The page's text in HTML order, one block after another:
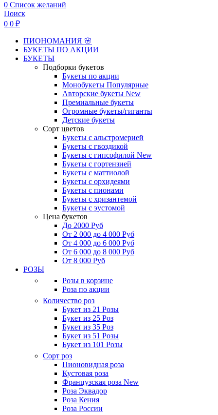
0 Список желаний
Поиск
0 0 ₽
ПИОНОМАНИЯ 🌸
БУКЕТЫ ПО АКЦИИ
БУКЕТЫ
Подборки букетов
Букеты по акции
Монобукеты Популярные
Авторские букеты New
Премиальные букеты
Огромные букеты/гиганты
Детские букеты
Сорт цветов
Букеты с альстромерией
Букеты с гвоздикой
Букеты с гипсофилой New
Букеты с гортензией
Букеты с маттиолой
Букеты с орхидеями
Букеты с пионами
Букеты с хризантемой
Букеты с эустомой
Цена букетов
До 2000 Руб
От 2 000 до 4 000 Руб
От 4 000 до 6 000 Руб
От 6 000 до 8 000 Руб
От 8 000 Руб
РОЗЫ
Розы в корзине
Роза по акции
Количество роз
Букет из 21 Розы
Букет из 25 Роз
Букет из 35 Роз
Букет из 51 Розы
Букет из 101 Розы
Сорт роз
Пионовидная роза
Кустовая роза
Французская роза New
Роза Эквадор
Роза Кения
Роза России